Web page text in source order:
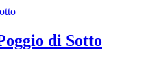
di Sotto